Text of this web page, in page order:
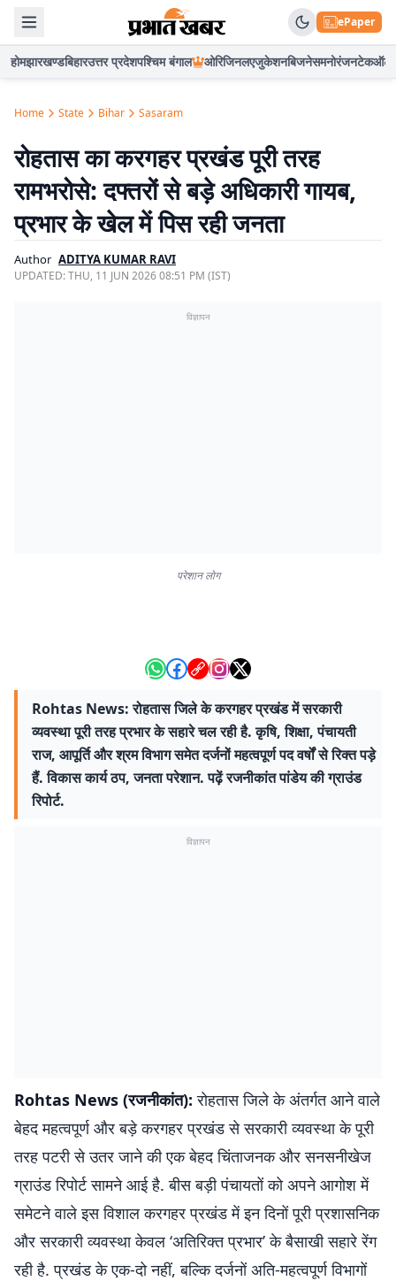
ePaper
होमझारखण्डबिहारउत्तर प्रदेशपश्चिम बंगाल ओरिजिनलएजुकेशनबिजनेसमनोरंजनटेकऑटो
Home State Bihar Sasaram
रोहतास का करगहर प्रखंड पूरी तरह
रामभरोसे: दफ्तरों से बड़े अधिकारी गायब,
प्रभार के खेल में पिस रही जनता
Author ADITYA KUMAR RAVI
UPDATED:THU, 11 JUN 2026 08:51 PM (IST)
विज्ञापन
परेशान लोग
Rohtas News: रोहतास जिले के करगहर प्रखंड में सरकारी
व्यवस्था पूरी तरह प्रभार के सहारे चल रही है. कृषि, शिक्षा, पंचायती
राज, आपूर्ति और श्रम विभाग समेत दर्जनों महत्वपूर्ण पद वर्षों से रिक्त पड़े
हैं. विकास कार्य ठप, जनता परेशान. पढ़ें रजनीकांत पांडेय की ग्राउंड
रिपोर्ट.
विज्ञापन
Rohtas News (रजनीकांत): रोहतास जिले के अंतर्गत आने वाले
बेहद महत्वपूर्ण और बड़े करगहर प्रखंड से सरकारी व्यवस्था के पूरी
तरह पटरी से उतर जाने की एक बेहद चिंताजनक और सनसनीखेज
ग्राउंड रिपोर्ट सामने आई है. बीस बड़ी पंचायतों को अपने आगोश में
समेटने वाले इस विशाल करगहर प्रखंड में इन दिनों पूरी प्रशासनिक
और सरकारी व्यवस्था केवल ‘अतिरिक्त प्रभार’ के बैसाखी सहारे रेंग
रही है. प्रखंड के एक-दो नहीं, बल्कि दर्जनों अति-महत्वपूर्ण विभागों